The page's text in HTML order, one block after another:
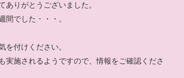
ありがとうございました。
間でした・・・。
を付けください。
実施されるようですので、情報をご確認くださ